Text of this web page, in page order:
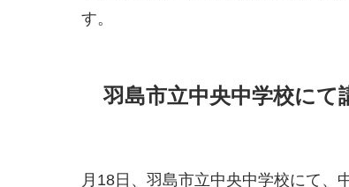
す。
羽島市立中央中学校にて
月18日、羽島市立中央中学校にて、